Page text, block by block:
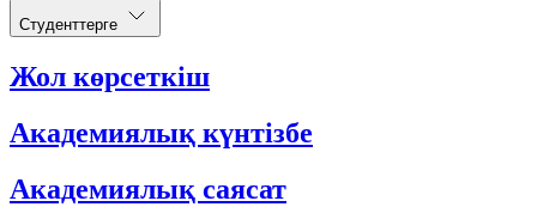
Студенттерге
Жол көрсеткіш
Академиялық күнтізбе
Академиялық саясат